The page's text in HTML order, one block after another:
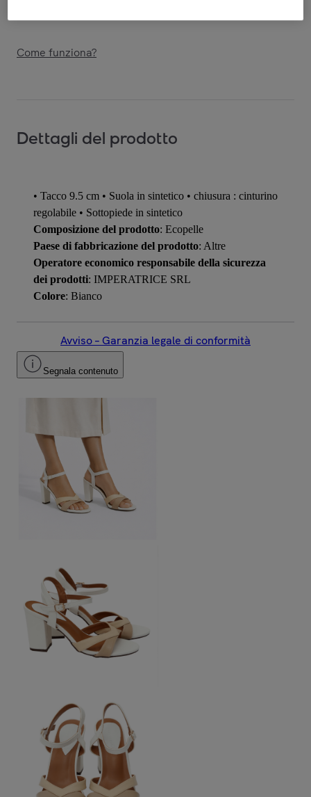
Come funziona?
Dettagli del prodotto
• Tacco 9.5 cm • Suola in sintetico • chiusura : cinturino
regolabile • Sottopiede in sintetico
Composizione del prodotto: Ecopelle
Paese di fabbricazione del prodotto: Altre
Operatore economico responsabile della sicurezza
dei prodotti: IMPERATRICE SRL
Colore: Bianco
Avviso – Garanzia legale di conformità
Segnala contenuto